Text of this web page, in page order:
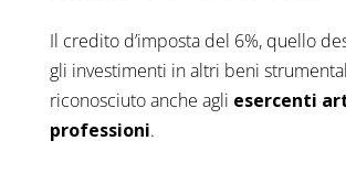
Il credito d’imposta del 6%, quello
gli investimenti in altri beni
riconosciuto anche agli esercenti
professioni.